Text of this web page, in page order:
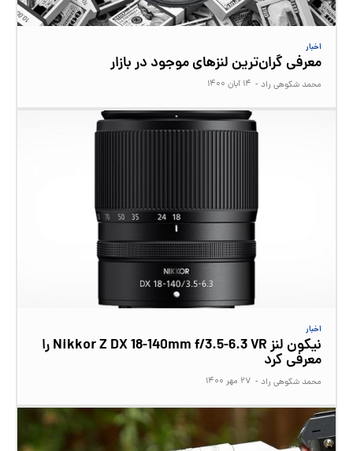
اخبار
معرفی گران‌ترین لنزهای موجود در بازار
محمد شکوهی راد - ۱۴ آبان ۱۴۰۰
اخبار
نیکون لنز Nikkor Z DX 18-140mm f/3.5-6.3 VR را
معرفی کرد
محمد شکوهی راد - ۲۷ مهر ۱۴۰۰